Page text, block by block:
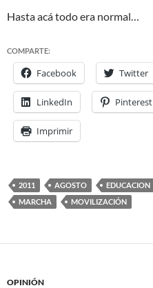
Hasta acá todo era normal…
COMPARTE:
Facebook Twitter
LinkedIn Pinterest
Imprimir
2011 AGOSTO EDUCACION
MARCHA
MOVILIZACIÓN
OPINIÓN